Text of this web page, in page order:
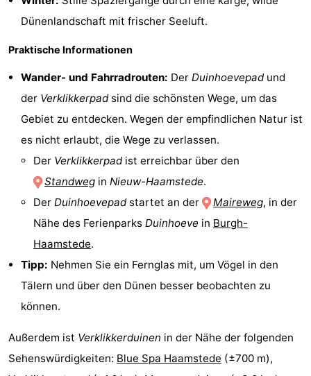
Hof
van
Haamstede
Hotels
Zimmer
(mit
Frühstück)
Lastminutes
Strand
Sehen
Museen
Denkmäler
Kirchen
Mühlen
Aussichtspunkte
Attraktionen
-
Dünenlandschaft mit frischer Seeluft.
Praktische Informationen
Wander- und Fahrradrouten: Der Duinhoevepadund
der Verklikkerpadsind die schönsten Wege, um das
Gebiet zu entdecken. Wegen der empfindlichen Natur ist
es nicht erlaubt, die Wege zu verlassen.
Der Verklikkerpadist erreichbar über den
Standweg inNieuw-Haamstede.
Der Duinhoevepadstartet an der Maireweg, in der
Nähe des Ferienparks Duinhoeve in Burgh-
Haamstede.
Tipp: Nehmen Sie ein Fernglas mit, um Vögel in den
Tälern und über den Dünen besser beobachten zu
können.
Außerdem ist Verklikkerduinen in der Nähe der folgenden
Sehenswürdigkeiten: Blue Spa Haamstede (±700 m),